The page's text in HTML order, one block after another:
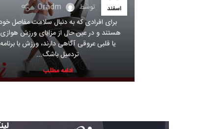
Oradm
برای افرادی که به دنبال سلامت مفاصل خود
هستند و در عین حال از مزایای ورزش هوازی و
یا قلبی عروقی آگاهی دارند، ورزش با برنامه